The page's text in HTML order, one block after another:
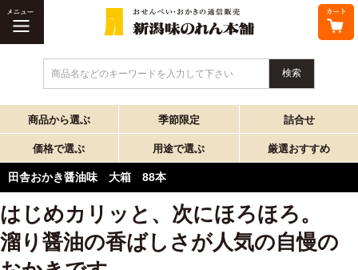
商品名などのキーワードを入力して下さい
商品から選ぶ 季節限定 詰合せ
価格で選ぶ 用途で選ぶ 厳選おすすめ
田舎おかき醤油味 大箱 88本
はじめカリッと、次にほろほろ。
溜り醤油の香ばしさが人気の自慢の